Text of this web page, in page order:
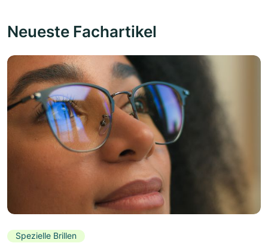
Neueste Fachartikel
Spezielle Brillen